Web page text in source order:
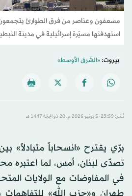
مسعفون وعناصر من فرق الطوارئ
استهدفتها مسيّرة إسرائيلية في مدينة
بيروت:«الشرق الأوسط»
نُشر: 23:59-5 يونيو 2026 م ـ 20 ذو الحِجّة 1447 هـ
برّي يقترح «انسحاباً متبادلاً»
تصدّى لبنان، أمس، لما اعتبره
في المفاوضات مع الولايات